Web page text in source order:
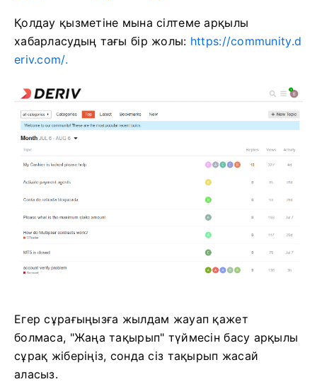
Қолдау қызметіне мына сілтеме арқылы
хабарласудың тағы бір жолы: https://community.d
eriv.com/.
Егер сұрағыңызға жылдам жауап қажет
болмаса, "Жаңа тақырып" түймесін басу арқылы
сұрақ жіберіңіз, сонда сіз тақырып жасай
аласыз.